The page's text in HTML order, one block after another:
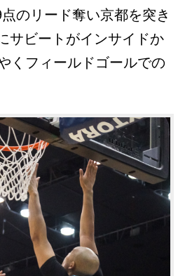
のリード奪い京都を突き
サビートがインサイドか
くフィールドゴールでの